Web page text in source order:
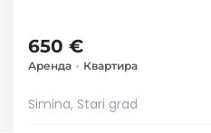
650 €
Аренда • Квартира
Simina, Stari grad